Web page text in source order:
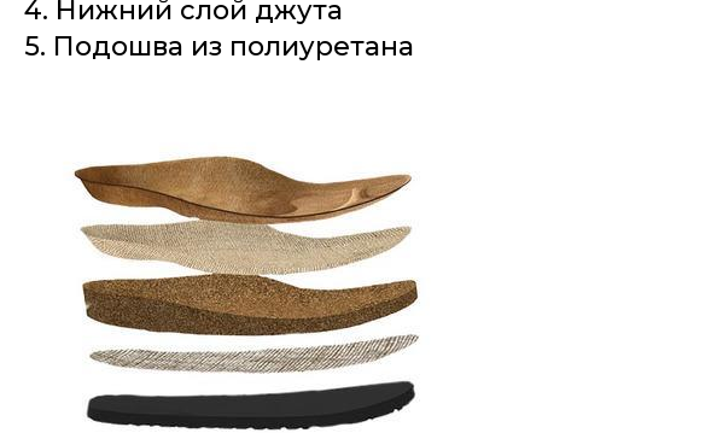
4. Нижний слой джута
5. Подошва из полиуретана